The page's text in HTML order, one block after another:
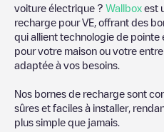
voiture électrique ? Wallbox est
recharge pour VE, offrant des
qui allient technologie de pointe
pour votre maison ou votre
adaptée à vos besoins.
Nos bornes de recharge sont
sûres et faciles à installer,
plus simple que jamais.